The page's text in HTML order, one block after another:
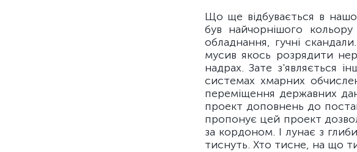
Що ще відбувається в
був найчорнішого
обладнання, гучні
мусив якось розрядити
надрах. Зате з'являється
системах хмарних
переміщення державних
проект доповнень до
пропонує цей проект
за кордоном. І лунає з
тиснуть. Хто тисне, на що